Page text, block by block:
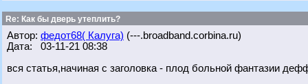
Re: Как бы дверь утеплить?
Автор: федот68( Калуга) (---.broadband.corbina.ru)
Дата: 03-11-21 08:38
вся статья,начиная с заголовка - плод больной фантазии